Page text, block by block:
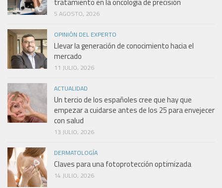
5 AGOSTO, 2026
OPINIÓN DEL EXPERTO
Llevar la generación de conocimiento hacia el
mercado
11 JULIO, 2026
ACTUALIDAD
Un tercio de los españoles cree que hay que
empezar a cuidarse antes de los 25 para envejecer
con salud
13 JULIO, 2026
DERMATOLOGÍA
Claves para una fotoprotección optimizada
14 JULIO, 2026